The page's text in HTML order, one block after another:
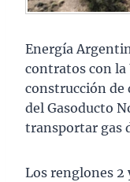
Energía
contratos con la
construcción de
del Gasoducto
transportar gas
Los renglones 2